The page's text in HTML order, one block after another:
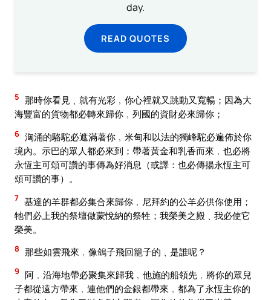
day.
READ QUOTES
5 那時你看見﹑就有光彩﹐你心裡就又跳動又寬暢；因為大
海豐富的貨物都必轉來歸你﹐列國的資財必來歸你；
6 洶涌的駱駝必遮滿著你﹐米甸和以法的獨峰駝必遍佈於你
境內。示巴的眾人都必來到；帶著黃金和乳香而來﹐也必將
永恆主可頌可讚的事傳為好消息（或譯：也必傳揚永恆主可
頌可讚的事）。
7 基達的羊群都必集合來歸你﹐尼拜約的公羊必供你使用；
牠們必上我的祭壇做蒙悅納的祭牲；我榮美之殿﹑我必使它
榮美。
8 那些如雲飛來﹐像鴿子飛回籠子的﹑是誰呢？
9 阿﹐沿海地帶必聚集來歸我﹐他施的船領先﹐將你的眾兒
子都從遠方帶來﹐連他們的金銀都帶來﹐都為了永恆主你的